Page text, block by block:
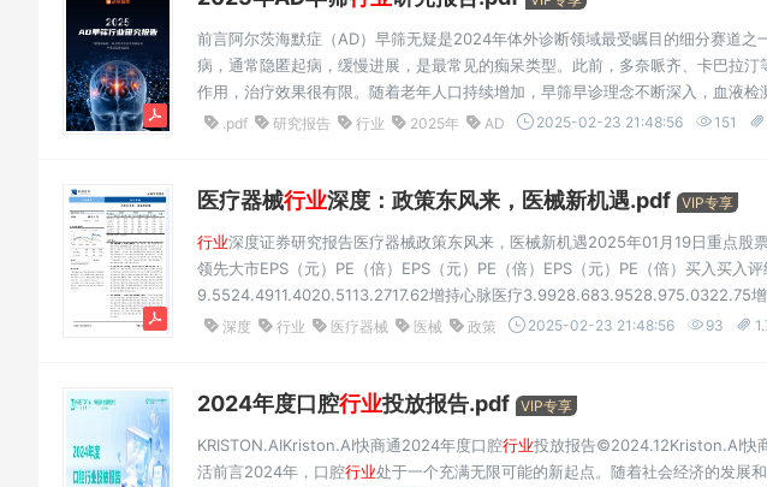
前言阿尔茨海默症（AD）早筛无疑是2024年体外诊断领域最受瞩目的细分赛道之
病，通常隐匿起病，缓慢进展，是最常见的痴呆类型。此前，多奈哌齐、卡巴拉
作用，治疗效果很有限。随着老年人口持续增加，早筛早诊理念不断深入，血液检
及2023年以来，AD创新药物板块接连传来好消息，一扫数十年来的挫折与阴霾，
.pdf 研究报告 行业 2025年 AD 2025-02-23 21:48:56 151
医疗器械行业深度：政策东风来，医械新机遇.pdf VIP专享
行业深度证券研究报告医疗器械政策东风来，医械新机遇2025年01月19日重点
领先大市EPS（元）PE（倍）EPS（元）PE（倍）EPS（元）PE（倍）买入买入
9.5524.4911.4020.5113.2717.62增持心脉医疗3.9928.683.9528.975.0322.75
30029.112.3026.582.6622.98增持2024-10新产业2.1051.001.5479.482.3951.21
深度 行业 医疗器械 医械 政策 2025-02-23 21:48:56 93
2024年度口腔行业投放报告.pdf VIP专享
KRISTON.AIKriston.AI快商通2024年度口腔行业投放报告©2024.12Kriston.AI快
活前言2024年，口腔行业处于一个充满无限可能的新起点。随着社会经济的发展